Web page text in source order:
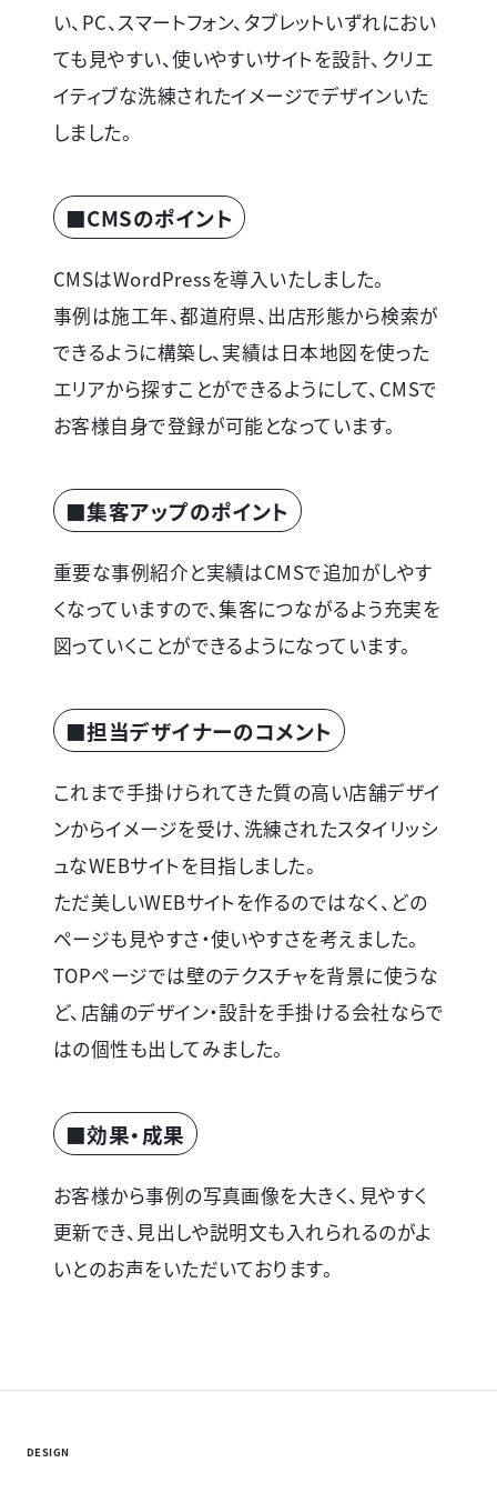
い、PC、スマートフォン、タブレットいずれにおい
ても見やすい、使いやすいサイトを設計、クリエ
イティブな洗練されたイメージでデザインいた
しました。
■CMSのポイント
CMSはWordPressを導入いたしました。
事例は施工年、都道府県、出店形態から検索が
できるように構築し、実績は日本地図を使った
エリアから探すことができるようにして、CMSで
お客様自身で登録が可能となっています。
■集客アップのポイント
重要な事例紹介と実績はCMSで追加がしやす
くなっていますので、集客につながるよう充実を
図っていくことができるようになっています。
■担当デザイナーのコメント
これまで手掛けられてきた質の高い店舗デザイ
ンからイメージを受け、洗練されたスタイリッシ
ュなWEBサイトを目指しました。
ただ美しいWEBサイトを作るのではなく、どの
ページも見やすさ・使いやすさを考えました。
TOPページでは壁のテクスチャを背景に使うな
ど、店舗のデザイン・設計を手掛ける会社ならで
はの個性も出してみました。
■効果・成果
お客様から事例の写真画像を大きく、見やすく
更新でき、見出しや説明文も入れられるのがよ
いとのお声をいただいております。
DESIGN